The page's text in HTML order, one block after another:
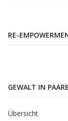
RE-
GEWALT IN
Übersicht